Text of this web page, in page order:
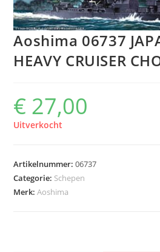
Aoshima 06737
HEAVY CRUISER
€ 27,00
Uitverkocht
Artikelnummer:06737
Categorie: Schepen
Merk:Aoshima